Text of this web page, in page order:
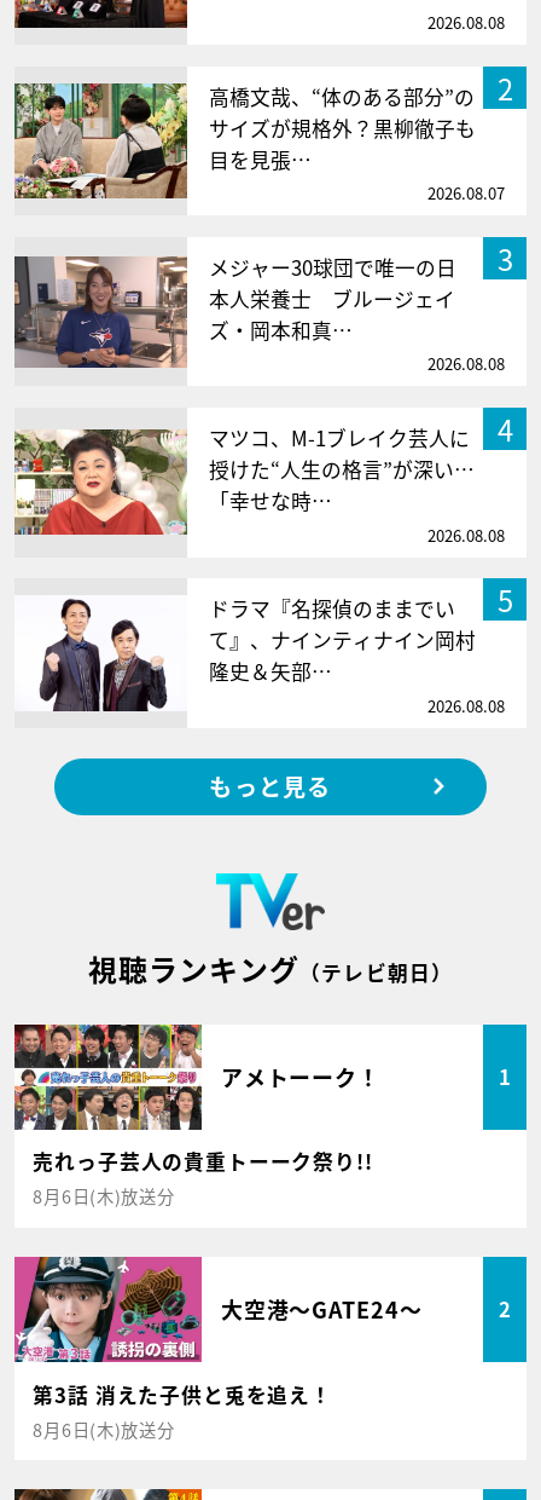
2026.08.08
2
高橋文哉、“体のある部分”の
サイズが規格外？黒柳徹子も
目を見張…
2026.08.07
3
メジャー30球団で唯一の日
本人栄養士 ブルージェイ
ズ・岡本和真…
2026.08.08
4
マツコ、M-1ブレイク芸人に
授けた“人生の格言”が深い…
「幸せな時…
2026.08.08
5
ドラマ『名探偵のままでい
て』、ナインティナイン岡村
隆史＆矢部…
2026.08.08
もっと見る
視聴ランキング （テレビ朝日）
アメトーーク！ 1
売れっ子芸人の貴重トーーク祭り!!
8月6日(木)放送分
大空港～GATE24～ 2
第3話 消えた子供と兎を追え！
8月6日(木)放送分